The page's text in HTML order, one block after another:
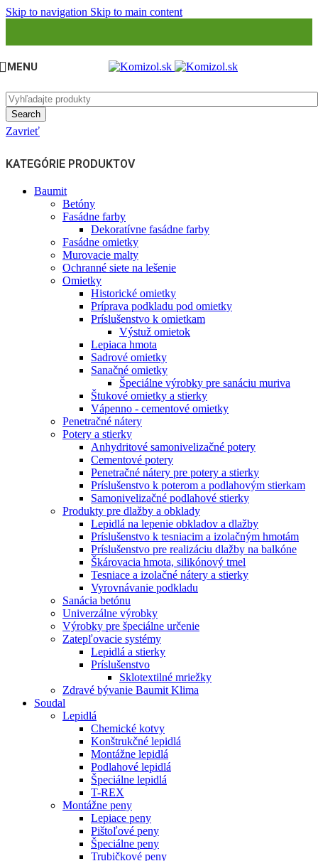
Skip to navigation Skip to main content
MENU
Search
Zavrieť
KATEGÓRIE PRODUKTOV
Baumit
Betóny
Fasádne farby
Dekoratívne fasádne farby
Fasádne omietky
Murovacie malty
Ochranné siete na lešenie
Omietky
Historické omietky
Príprava podkladu pod omietky
Príslušenstvo k omietkam
Výstuž omietok
Lepiaca hmota
Sadrové omietky
Sanačné omietky
Špeciálne výrobky pre sanáciu muriva
Štukové omietky a stierky
Vápenno - cementové omietky
Penetračné nátery
Potery a stierky
Anhydritové samonivelizačné potery
Cementové potery
Penetračné nátery pre potery a stierky
Príslušenstvo k poterom a podlahovým stierkam
Samonivelizačné podlahové stierky
Produkty pre dlažby a obklady
Lepidlá na lepenie obkladov a dlažby
Príslušenstvo k tesniacim a izolačným hmotám
Príslušenstvo pre realizáciu dlažby na balkóne
Škárovacia hmota, silikónový tmel
Tesniace a izolačné nátery a stierky
Vyrovnávanie podkladu
Sanácia betónu
Univerzálne výrobky
Výrobky pre špeciálne určenie
Zatepľovacie systémy
Lepidlá a stierky
Príslušenstvo
Sklotextilné mriežky
Zdravé bývanie Baumit Klima
Soudal
Lepidlá
Chemické kotvy
Konštrukčné lepidlá
Montážne lepidlá
Podlahové lepidlá
Špeciálne lepidlá
T-REX
Montážne peny
Lepiace peny
Pištoľové peny
Špeciálne peny
Trubičkové peny